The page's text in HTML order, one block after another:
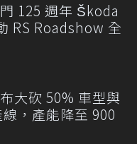
125 週年 Škoda
RS Roadshow 全
大砍 50% 車型與
，產能降至 900